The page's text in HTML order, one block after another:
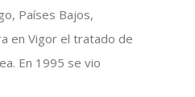
Países Bajos,
en Vigor el tratado de
En 1995 se vio